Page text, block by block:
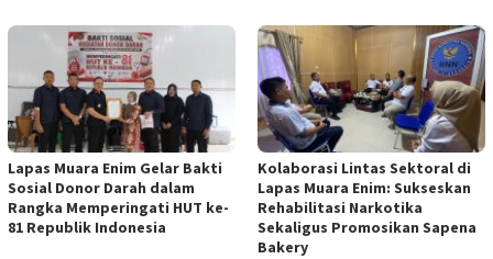
Lapas Muara Enim Gelar Bakti
Sosial Donor Darah dalam
Rangka Memperingati HUT ke-
81 Republik Indonesia
Kolaborasi Lintas Sektoral di
Lapas Muara Enim: Sukseskan
Rehabilitasi Narkotika
Sekaligus Promosikan Sapena
Bakery